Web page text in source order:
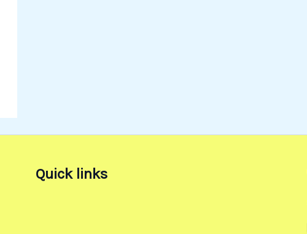
Quick links